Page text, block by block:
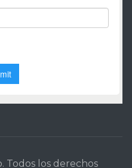
Todos los derechos